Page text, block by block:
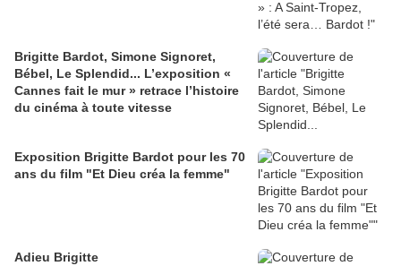
Brigitte Bardot, Simone Signoret,
Bébel, Le Splendid... L’exposition «
Cannes fait le mur » retrace l’histoire
du cinéma à toute vitesse
Exposition Brigitte Bardot pour les 70
ans du film "Et Dieu créa la femme"
Adieu Brigitte